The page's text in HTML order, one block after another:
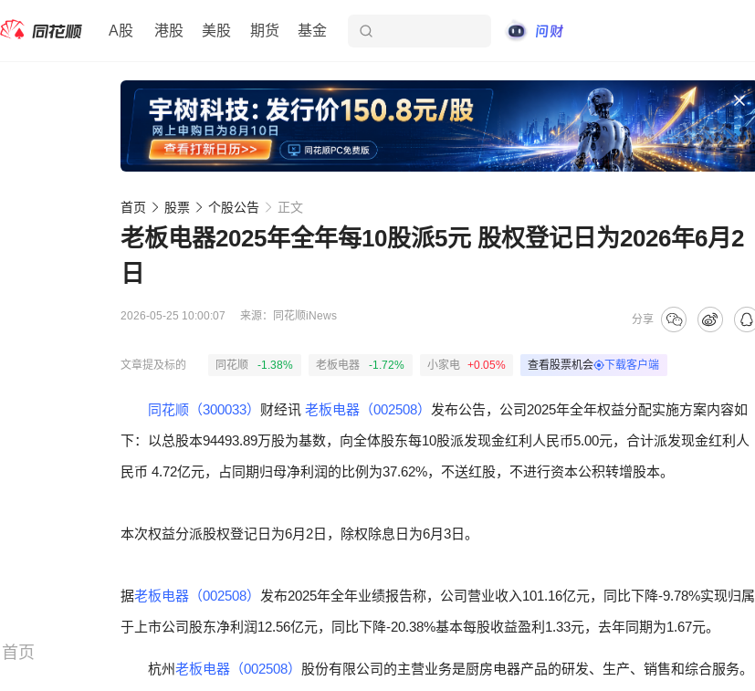
A股 港股 美股 期货 基金
首页
首页 股票 个股公告 正文
老板电器2025年全年每10股派5元 股权登记日为2026年6月2
日
2026-05-25 10:00:07 来源： 同花顺iNews 分享
文章提及标的 同花顺 -1.38% 老板电器 -1.72% 小家电 +0.05% 查看股票机会 下载客户端
同花顺（300033） 财经讯 老板电器（002508） 发布公告，公司2025年全年权益分配实施方案内容如
下：以总股本94493.89万股为基数，向全体股东每10股派发现金红利人民币5.00元，合计派发现金红利人
民币 4.72亿元，占同期归母净利润的比例为37.62%，不送红股，不进行资本公积转增股本。
本次权益分派股权登记日为6月2日，除权除息日为6月3日。
据老板电器（002508） 发布2025年全年业绩报告称，公司营业收入101.16亿元，同比下降-9.78%实现归属
于上市公司股东净利润12.56亿元，同比下降-20.38%基本每股收益盈利1.33元，去年同期为1.67元。
杭州老板电器（002508） 股份有限公司的主营业务是厨房电器产品的研发、生产、销售和综合服务。